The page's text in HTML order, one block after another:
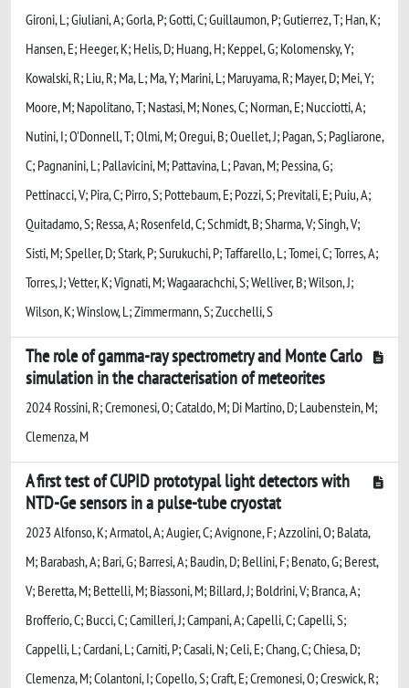
Gironi, L; Giuliani, A; Gorla, P; Gotti, C; Guillaumon, P; Gutierrez, T; Han, K;
Hansen, E; Heeger, K; Helis, D; Huang, H; Keppel, G; Kolomensky, Y;
Kowalski, R; Liu, R; Ma, L; Ma, Y; Marini, L; Maruyama, R; Mayer, D; Mei, Y;
Moore, M; Napolitano, T; Nastasi, M; Nones, C; Norman, E; Nucciotti, A;
Nutini, I; O'Donnell, T; Olmi, M; Oregui, B; Ouellet, J; Pagan, S; Pagliarone,
C; Pagnanini, L; Pallavicini, M; Pattavina, L; Pavan, M; Pessina, G;
Pettinacci, V; Pira, C; Pirro, S; Pottebaum, E; Pozzi, S; Previtali, E; Puiu, A;
Quitadamo, S; Ressa, A; Rosenfeld, C; Schmidt, B; Sharma, V; Singh, V;
Sisti, M; Speller, D; Stark, P; Surukuchi, P; Taffarello, L; Tomei, C; Torres, A;
Torres, J; Vetter, K; Vignati, M; Wagaarachchi, S; Welliver, B; Wilson, J;
Wilson, K; Winslow, L; Zimmermann, S; Zucchelli, S
The role of gamma-ray spectrometry and Monte Carlo
simulation in the characterisation of meteorites
2024 Rossini, R; Cremonesi, O; Cataldo, M; Di Martino, D; Laubenstein, M;
Clemenza, M
A first test of CUPID prototypal light detectors with
NTD-Ge sensors in a pulse-tube cryostat
2023 Alfonso, K; Armatol, A; Augier, C; Avignone, F; Azzolini, O; Balata,
M; Barabash, A; Bari, G; Barresi, A; Baudin, D; Bellini, F; Benato, G; Berest,
V; Beretta, M; Bettelli, M; Biassoni, M; Billard, J; Boldrini, V; Branca, A;
Brofferio, C; Bucci, C; Camilleri, J; Campani, A; Capelli, C; Capelli, S;
Cappelli, L; Cardani, L; Carniti, P; Casali, N; Celi, E; Chang, C; Chiesa, D;
Clemenza, M; Colantoni, I; Copello, S; Craft, E; Cremonesi, O; Creswick, R;